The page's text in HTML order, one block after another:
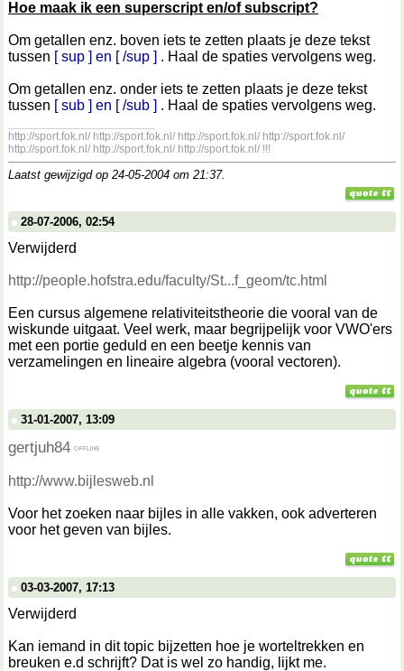
Hoe maak ik een superscript en/of subscript?
Om getallen enz. boven iets te zetten plaats je deze tekst
tussen [ sup ] en [ /sup ] . Haal de spaties vervolgens weg.
Om getallen enz. onder iets te zetten plaats je deze tekst
tussen [ sub ] en [ /sub ] . Haal de spaties vervolgens weg.
http://sport.fok.nl/ http://sport.fok.nl/ http://sport.fok.nl/ http://sport.fok.nl/
http://sport.fok.nl/ http://sport.fok.nl/ http://sport.fok.nl/ !!!
Laatst gewijzigd op 24-05-2004 om 21:37.
28-07-2006, 02:54
Verwijderd
http://people.hofstra.edu/faculty/St...f_geom/tc.html
Een cursus algemene relativiteitstheorie die vooral van de
wiskunde uitgaat. Veel werk, maar begrijpelijk voor VWO'ers
met een portie geduld en een beetje kennis van
verzamelingen en lineaire algebra (vooral vectoren).
31-01-2007, 13:09
gertjuh84
http://www.bijlesweb.nl
Voor het zoeken naar bijles in alle vakken, ook adverteren
voor het geven van bijles.
03-03-2007, 17:13
Verwijderd
Kan iemand in dit topic bijzetten hoe je worteltrekken en
breuken e.d schrijft? Dat is wel zo handig, lijkt me.